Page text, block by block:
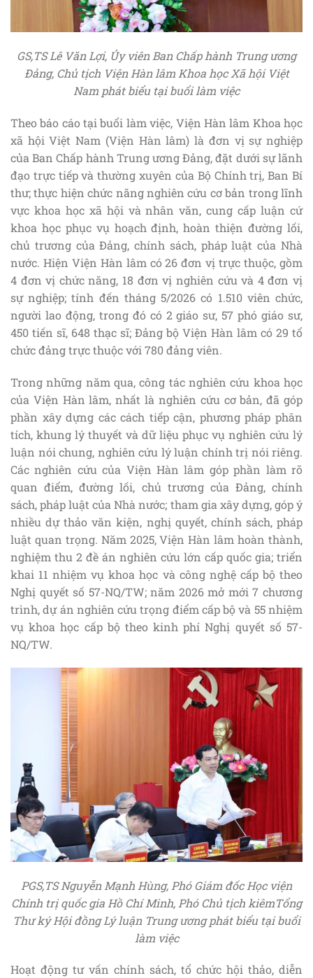
GS,TS Lê Văn Lợi, Ủy viên Ban Chấp hành Trung ương
Đảng, Chủ tịch Viện Hàn lâm Khoa học Xã hội Việt
Nam phát biểu tại buổi làm việc
Theo báo cáo tại buổi làm việc, Viện Hàn lâm Khoa học
xã hội Việt Nam (Viện Hàn lâm) là đơn vị sự nghiệp
của Ban Chấp hành Trung ương Đảng, đặt dưới sự lãnh
đạo trực tiếp và thường xuyên của Bộ Chính trị, Ban Bí
thư; thực hiện chức năng nghiên cứu cơ bản trong lĩnh
vực khoa học xã hội và nhân văn, cung cấp luận cứ
khoa học phục vụ hoạch định, hoàn thiện đường lối,
chủ trương của Đảng, chính sách, pháp luật của Nhà
nước. Hiện Viện Hàn lâm có 26 đơn vị trực thuộc, gồm
4 đơn vị chức năng, 18 đơn vị nghiên cứu và 4 đơn vị
sự nghiệp; tính đến tháng 5/2026 có 1.510 viên chức,
người lao động, trong đó có 2 giáo sư, 57 phó giáo sư,
450 tiến sĩ, 648 thạc sĩ; Đảng bộ Viện Hàn lâm có 29 tổ
chức đảng trực thuộc với 780 đảng viên.
Trong những năm qua, công tác nghiên cứu khoa học
của Viện Hàn lâm, nhất là nghiên cứu cơ bản, đã góp
phần xây dựng các cách tiếp cận, phương pháp phân
tích, khung lý thuyết và dữ liệu phục vụ nghiên cứu lý
luận nói chung, nghiên cứu lý luận chính trị nói riêng.
Các nghiên cứu của Viện Hàn lâm góp phần làm rõ
quan điểm, đường lối, chủ trương của Đảng, chính
sách, pháp luật của Nhà nước; tham gia xây dựng, góp ý
nhiều dự thảo văn kiện, nghị quyết, chính sách, pháp
luật quan trọng. Năm 2025, Viện Hàn lâm hoàn thành,
nghiệm thu 2 đề án nghiên cứu lớn cấp quốc gia; triển
khai 11 nhiệm vụ khoa học và công nghệ cấp bộ theo
Nghị quyết số 57-NQ/TW; năm 2026 mở mới 7 chương
trình, dự án nghiên cứu trọng điểm cấp bộ và 55 nhiệm
vụ khoa học cấp bộ theo kinh phí Nghị quyết số 57-
NQ/TW.
PGS,TS Nguyễn Mạnh Hùng, Phó Giám đốc Học viện
Chính trị quốc gia Hồ Chí Minh, Phó Chủ tịch kiêmTổng
Thư ký Hội đồng Lý luận Trung ương phát biểu tại buổi
làm việc
Hoạt động tư vấn chính sách, tổ chức hội thảo, diễn